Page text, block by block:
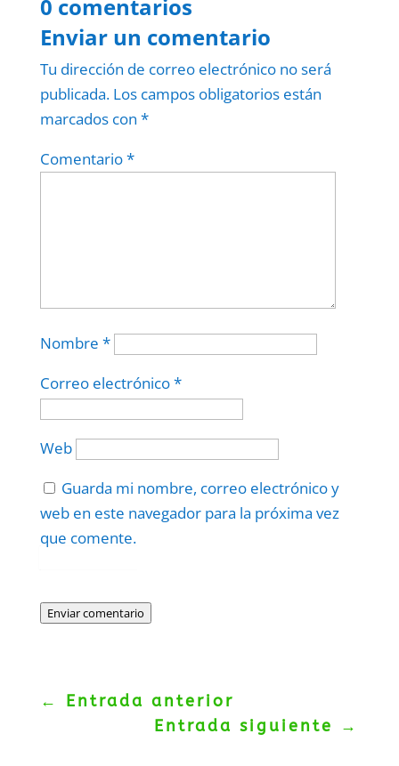
0 comentarios
Enviar un comentario
Tu dirección de correo electrónico no será
publicada. Los campos obligatorios están
marcados con *
Comentario*
Nombre *
Correo electrónico*
Web
Guarda mi nombre, correo electrónico y
web en este navegador para la próxima vez
que comente.
Enviar comentario
← Entrada anterior
Entrada siguiente
→